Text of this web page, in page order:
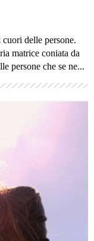
delle persone.
matrice coniata da
persone che se ne...